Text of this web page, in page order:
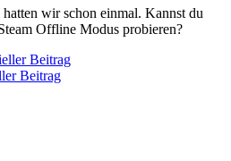
wir schon einmal. Kannst du
Offline Modus probieren?
Beitrag
Beitrag